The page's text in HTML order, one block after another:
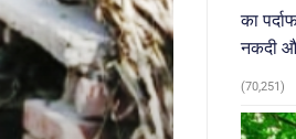
का
नकदी
(70,251)